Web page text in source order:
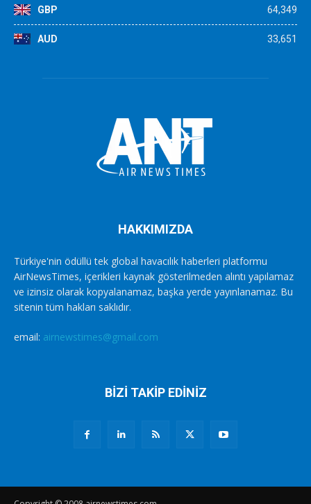
GBP 64,349
AUD 33,651
HAKKIMIZDA
Türkiye'nin ödüllü tek global havacılık haberleri platformu
AirNewsTimes, içerikleri kaynak gösterilmeden alıntı yapılamaz
ve izinsiz olarak kopyalanamaz, başka yerde yayınlanamaz. Bu
sitenin tüm hakları saklıdır.
email: airnewstimes@gmail.com
BİZİ TAKİP EDİNİZ